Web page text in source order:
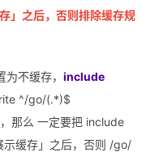
」之后，否则排除缓存规
不缓存， include
^/go/(.*)$
那么 一定要把 include
缓存」之后，否则 /go/